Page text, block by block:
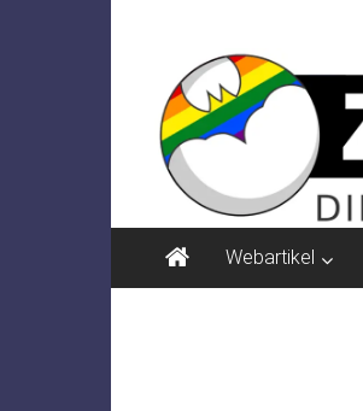
ZWIELICHT
BREMEN
DIE
BREMER
ZEITSCHRIFT
FÜR
PSYCHOSOZIALE
Webartikel